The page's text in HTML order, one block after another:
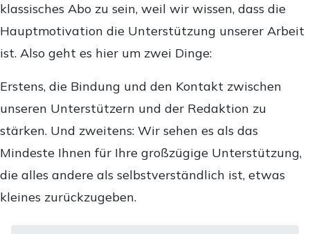
klassisches Abo zu sein, weil wir wissen, dass die
Hauptmotivation die Unterstützung unserer Arbeit
ist. Also geht es hier um zwei Dinge:
Erstens, die Bindung und den Kontakt zwischen
unseren Unterstützern und der Redaktion zu
stärken. Und zweitens: Wir sehen es als das
Mindeste Ihnen für Ihre großzügige Unterstützung,
die alles andere als selbstverständlich ist, etwas
kleines zurückzugeben.